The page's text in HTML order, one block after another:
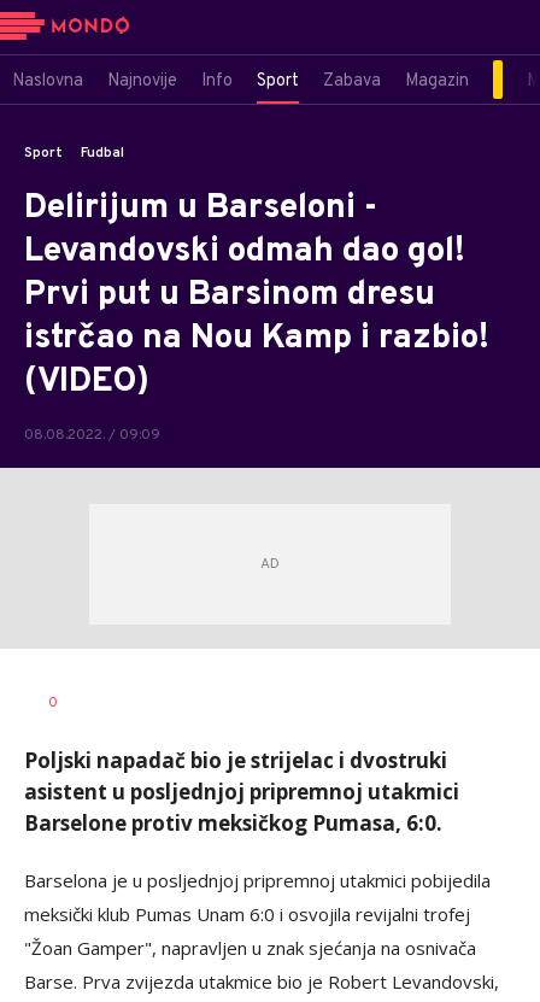
Naslovna Najnovije Info Sport Zabava Magazin
Sport Fudbal
Delirijum u Barseloni -
Levandovski odmah dao gol!
Prvi put u Barsinom dresu
istrčao na Nou Kamp i razbio!
(VIDEO)
08.08.2022. / 09:09
AUTOR
0
Poljski napadač bio je strijelac i dvostruki
asistent u posljednjoj pripremnoj utakmici
Barselone protiv meksičkog Pumasa, 6:0.
Barselona je u posljednjoj pripremnoj utakmici pobijedila
meksički klub Pumas Unam 6:0 i osvojila revijalni trofej
"Žoan Gamper", napravljen u znak sjećanja na osnivača
Barse. Prva zvijezda utakmice bio je Robert Levandovski,